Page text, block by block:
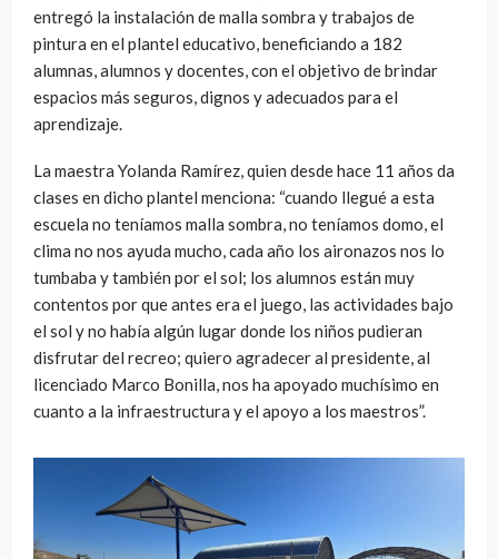
entregó la instalación de malla sombra y trabajos de
pintura en el plantel educativo, beneficiando a 182
alumnas, alumnos y docentes, con el objetivo de brindar
espacios más seguros, dignos y adecuados para el
aprendizaje.
La maestra Yolanda Ramírez, quien desde hace 11 años da
clases en dicho plantel menciona: “cuando llegué a esta
escuela no teníamos malla sombra, no teníamos domo, el
clima no nos ayuda mucho, cada año los aironazos nos lo
tumbaba y también por el sol; los alumnos están muy
contentos por que antes era el juego, las actividades bajo
el sol y no había algún lugar donde los niños pudieran
disfrutar del recreo; quiero agradecer al presidente, al
licenciado Marco Bonilla, nos ha apoyado muchísimo en
cuanto a la infraestructura y el apoyo a los maestros”.